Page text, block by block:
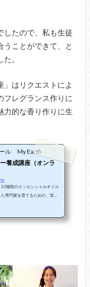
したので、私も生徒
うことができて、と
。
」はリクエストによ
フレグランス作りに
力的な香り作りに生
ール My Earth
養成講座（オンラ
種類のエッセンシャルオイル
専門家を育てるための、実践
らの特典は精油の在庫がなくな